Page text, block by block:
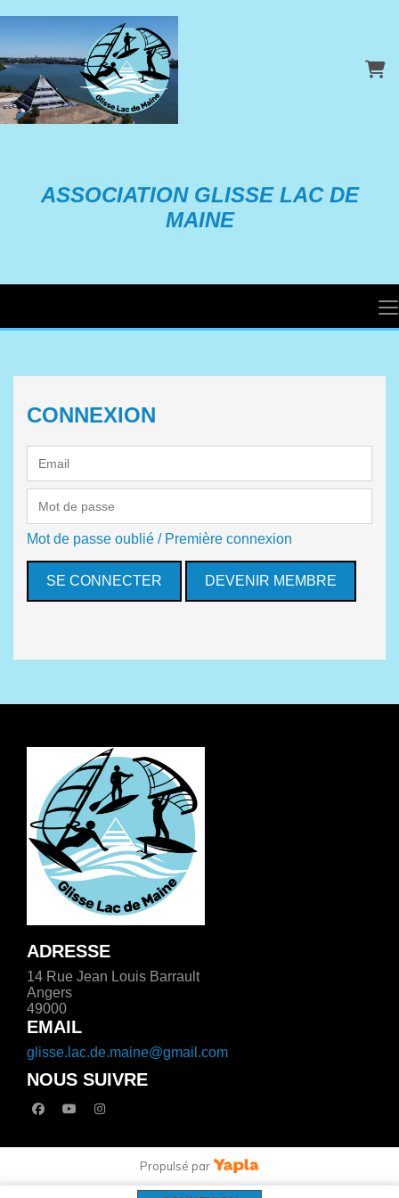
ASSOCIATION GLISSE LAC DE
MAINE
CONNEXION
Mot de passe oublié / Première connexion
DEVENIR MEMBRE
ADRESSE
14 Rue Jean Louis Barrault
Angers
49000
EMAIL
glisse.lac.de.maine@gmail.com
NOUS SUIVRE
facebookyoutubeinstagram
Propulsé par